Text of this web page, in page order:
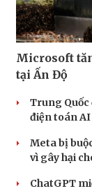
Microsoft
tại Ấn Độ
Trung Quốc
điện toán
Meta bị
vì gây hại
ChatGPT